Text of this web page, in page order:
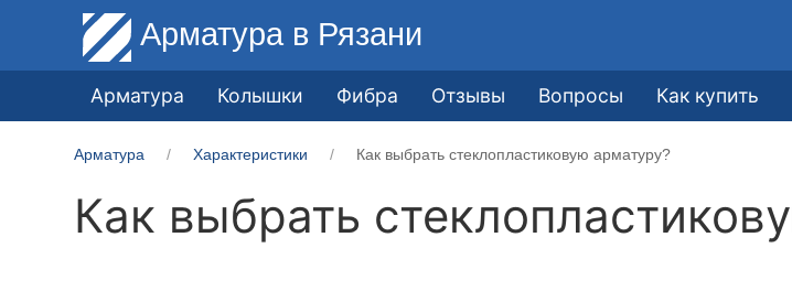
Арматура в Рязани
Арматура Колышки Фибра Отзывы Вопросы Как купить
Арматура Характеристики Как выбрать стеклопластиковую арматуру?
Как выбрать